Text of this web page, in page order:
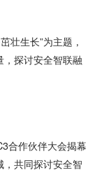
壮生长”为主题，
探讨安全智联融
合作伙伴大会揭幕
共同探讨安全智